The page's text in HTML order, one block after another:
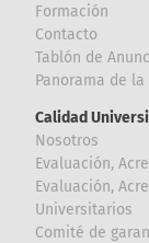
Formación
Contacto
Tablón de
Panorama de
Calidad
Nosotros
Evaluación,
Evaluación,
Universitarios
Comité de